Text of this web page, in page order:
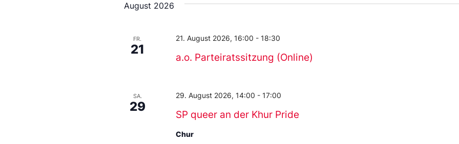
August 2026
FR.
21
a.o. Parteiratssitzung (Online)
21. August 2026, 16:00 - 18:30
SA.
29
SP queer an der Khur Pride
29. August 2026, 14:00 - 17:00
Chur